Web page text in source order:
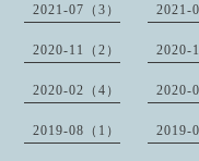
2021-07（3） 2021-
2020-11（2） 2020-
2020-02（4） 2020-
2019-08（1） 2019-